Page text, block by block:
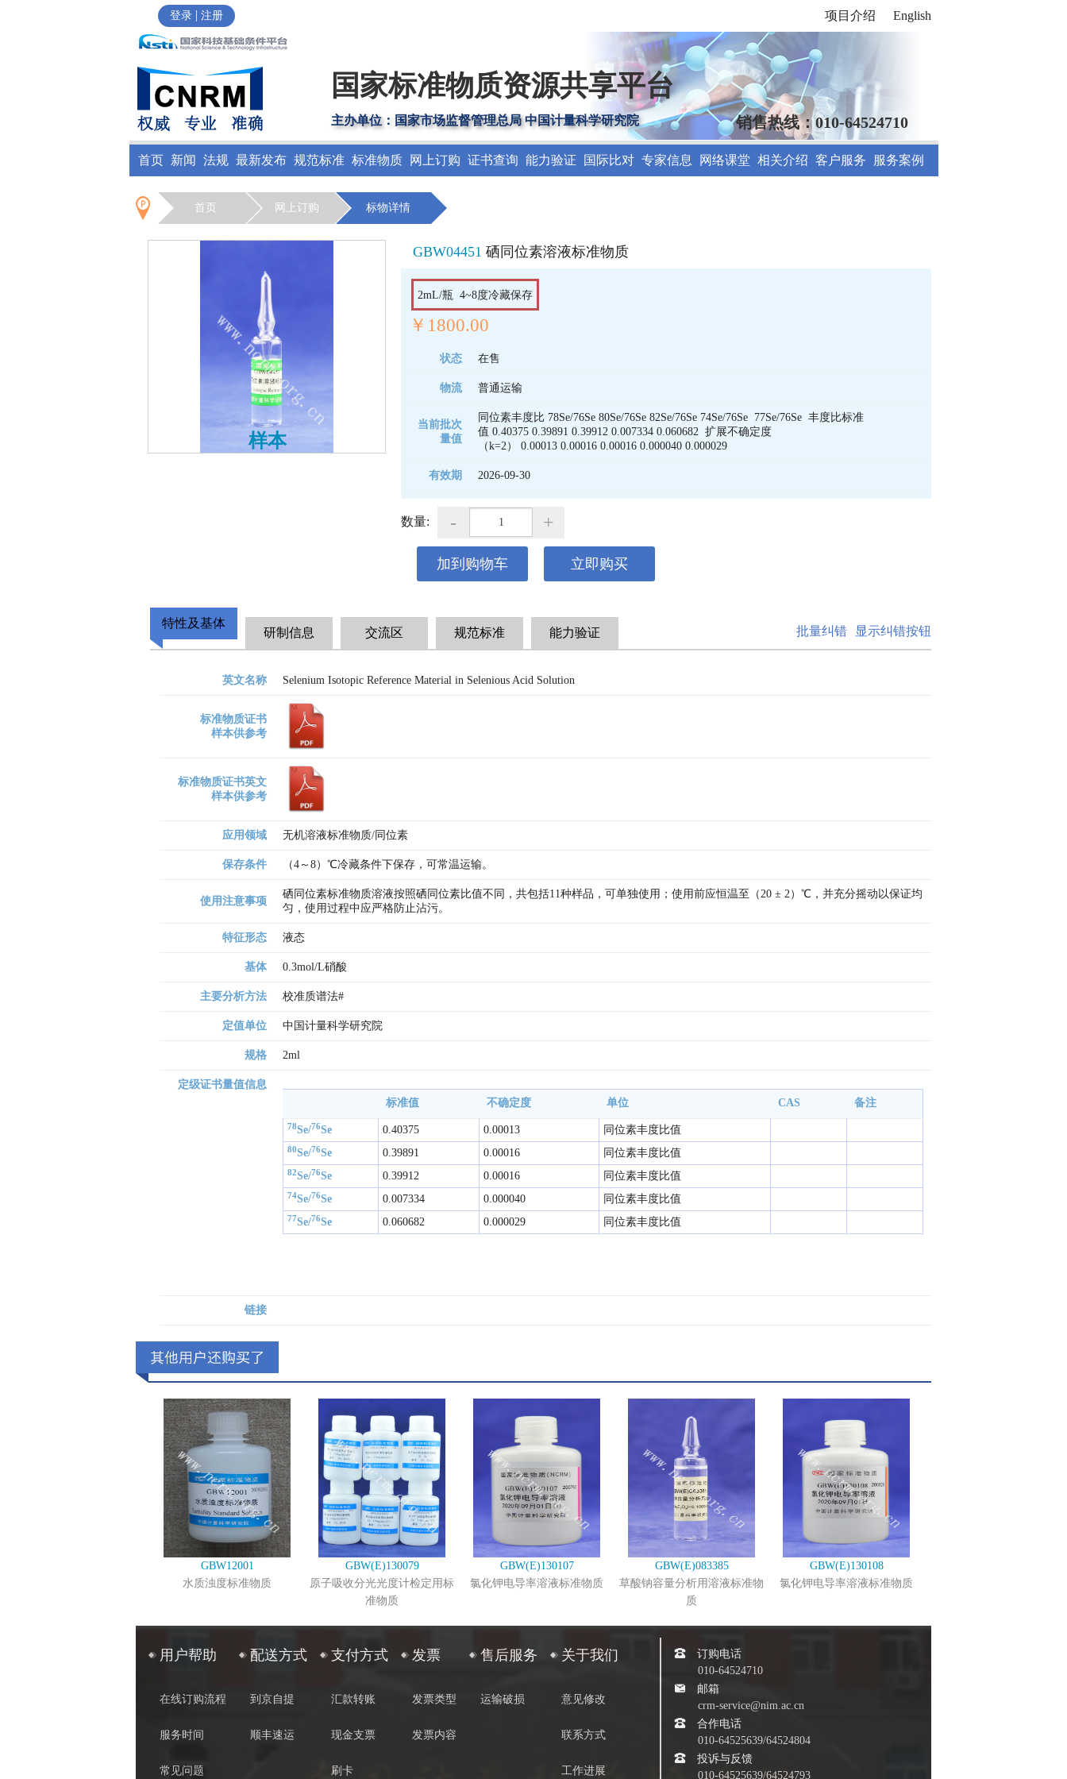
登录 | 注册 项目介绍 English
国家标准物质资源共享平台
主办单位：国家市场监督管理总局 中国计量科学研究院 销售热线：010-64524710
首页 新闻 法规 最新发布 规范标准 标准物质 网上订购 证书查询 能力验证 国际比对 专家信息 网络课堂 相关介绍 客户服务 服务案例
首页 网上订购 标物详情
样本
GBW04451 硒同位素溶液标准物质
2mL/瓶 4~8度冷藏保存
￥1800.00
状态 在售
物流 普通运输
当前批次
量值
同位素丰度比 78Se/76Se 80Se/76Se 82Se/76Se 74Se/76Se  77Se/76Se  丰度比标准
值 0.40375 0.39891 0.39912 0.007334 0.060682  扩展不确定度
（k=2） 0.00013 0.00016 0.00016 0.000040 0.000029
有效期 2026-09-30
数量: - +
加到购物车 立即购买
特性及基体
研制信息 交流区 规范标准 能力验证 显示纠错按钮
批量纠错
英文名称 Selenium Isotopic Reference Material in Selenious Acid Solution
标准物质证书
样本供参考
标准物质证书英文
样本供参考
应用领域 无机溶液标准物质/同位素
保存条件 （4～8）℃冷藏条件下保存，可常温运输。
使用注意事项
硒同位素标准物质溶液按照硒同位素比值不同，共包括11种样品，可单独使用；使用前应恒温至（20 ± 2）℃，并充分摇动以保证均
匀，使用过程中应严格防止沾污。
特征形态 液态
基体 0.3mol/L硝酸
主要分析方法 校准质谱法#
定值单位 中国计量科学研究院
规格 2ml
定级证书量值信息
标准值
不确定度 单位 CAS 备注
78Se/76Se 0.40375 0.00013 同位素丰度比值
80Se/76Se 0.39891 0.00016 同位素丰度比值
82Se/76Se 0.39912 0.00016 同位素丰度比值
74Se/76Se 0.007334 0.000040 同位素丰度比值
77Se/76Se 0.060682 0.000029 同位素丰度比值
链接
GBW12001
水质浊度标准物质
GBW(E)130079
原子吸收分光光度计检定用标
准物质
GBW(E)130107
氯化钾电导率溶液标准物质
GBW(E)083385
草酸钠容量分析用溶液标准物
质
GBW(E)130108
氯化钾电导率溶液标准物质
用户帮助
在线订购流程
服务时间
常见问题
配送方式
到京自提
顺丰速运
支付方式
汇款转账
现金支票
刷卡
发票
发票类型
发票内容
售后服务
运输破损
关于我们
意见修改
联系方式
工作进展
订购电话
010-64524710
邮箱
crm-service@nim.ac.cn
合作电话
010-64525639/64524804
投诉与反馈
010-64525639/64524793